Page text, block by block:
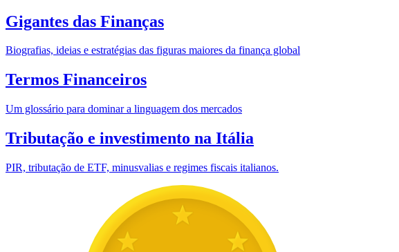
Gigantes das Finanças
Biografias, ideias e estratégias das figuras maiores da finança global
Termos Financeiros
Um glossário para dominar a linguagem dos mercados
Tributação e investimento na Itália
PIR, tributação de ETF, minusvalias e regimes fiscais italianos.